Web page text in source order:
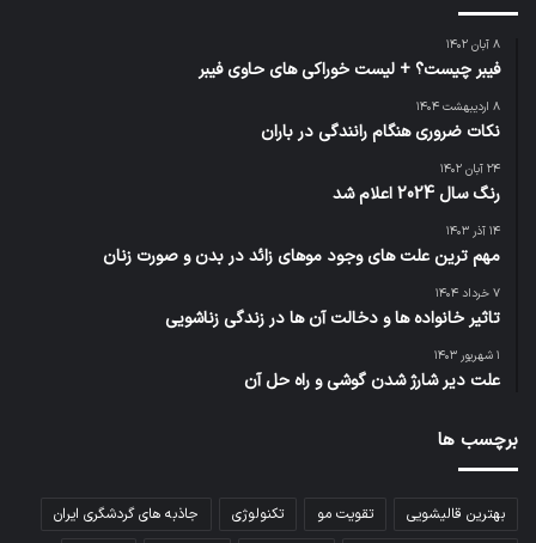
۸ آبان ۱۴۰۲
فیبر چیست؟ + لیست خوراکی های حاوی فیبر
۸ اردیبهشت ۱۴۰۴
نکات ضروری هنگام رانندگی در باران
۲۴ آبان ۱۴۰۲
رنگ سال 2024 اعلام شد
۱۴ آذر ۱۴۰۳
مهم ترین علت های وجود موهای زائد در بدن و صورت زنان
۷ خرداد ۱۴۰۴
تاثیر خانواده ها و دخالت آن ها در زندگی زناشویی
۱ شهریور ۱۴۰۳
علت دیر شارژ شدن گوشی و راه حل آن‌
برچسب ها
بهترین قالیشویی تقویت مو تکنولوژی
جاذبه های گردشگری ایران